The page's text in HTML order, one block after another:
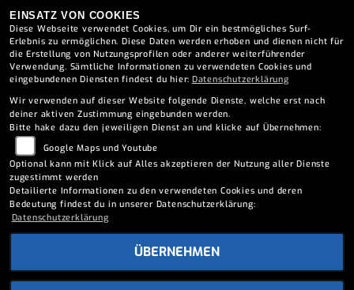
EINSATZ VON COOKIES
Diese Webseite verwendet Cookies, um Dir ein bestmögliches Surf-
Erlebnis zu ermöglichen. Diese Daten werden erhoben und dienen nicht für
die Erstellung von Nutzungsprofilen oder anderer weiterführender
Verwendung. Sämtliche Informationen zu verwendeten Cookies und
eingebundenen Diensten findest du hier: Datenschutzerklärung
Wir verwenden auf dieser Website folgende Dienste, welche erst nach
deiner aktiven Zustimmung eingebunden werden.
Bitte hake dazu den jeweiligen Dienst an und klicke auf Übernehmen:
Google Maps und Youtube
Optional kann mit Klick auf Alles akzeptieren der Nutzung aller Dienste
zugestimmt werden
Detailierte Informationen zu den verwendeten Cookies und deren
Bedeutung findest du in unserer Datenschutzerklärung:
Datenschutzerklärung
ÜBERNEHMEN